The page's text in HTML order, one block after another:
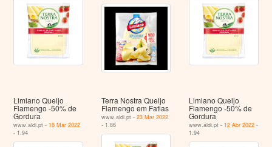
Limiano Queijo
Flamengo -50% de
Gordura
www.aldi.pt - 16 Mar 2022
- 1.94
Terra Nostra Queijo
Flamengo em Fatias
www.aldi.pt - 23 Mar 2022
- 1.86
Limiano Queijo
Flamengo -50% de
Gordura
www.aldi.pt - 12 Abr 2022 -
1.94